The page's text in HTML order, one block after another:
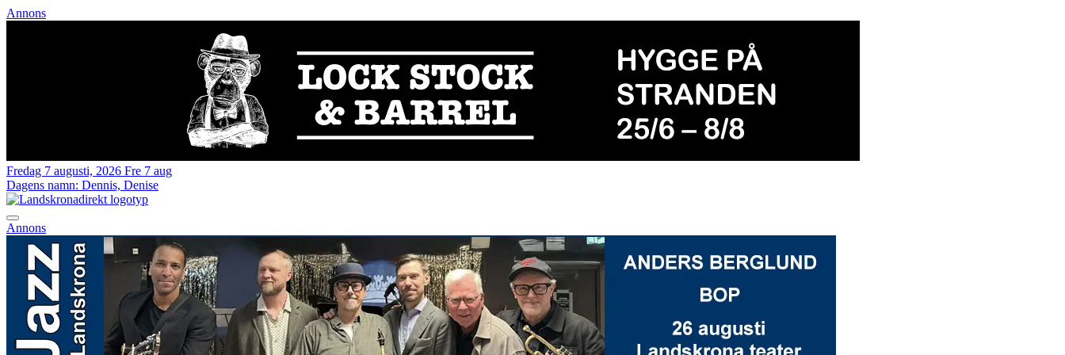
Annons
Fredag 7 augusti, 2026 Fre 7 aug
Dagens namn: Dennis, Denise
Annons